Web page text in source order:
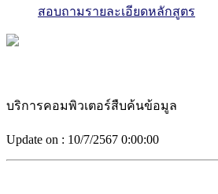
สอบถามรายละเอียดหลักสูตร
บริการคอมพิวเตอร์สืบค้นข้อมูล
Update on : 10/7/2567 0:00:00